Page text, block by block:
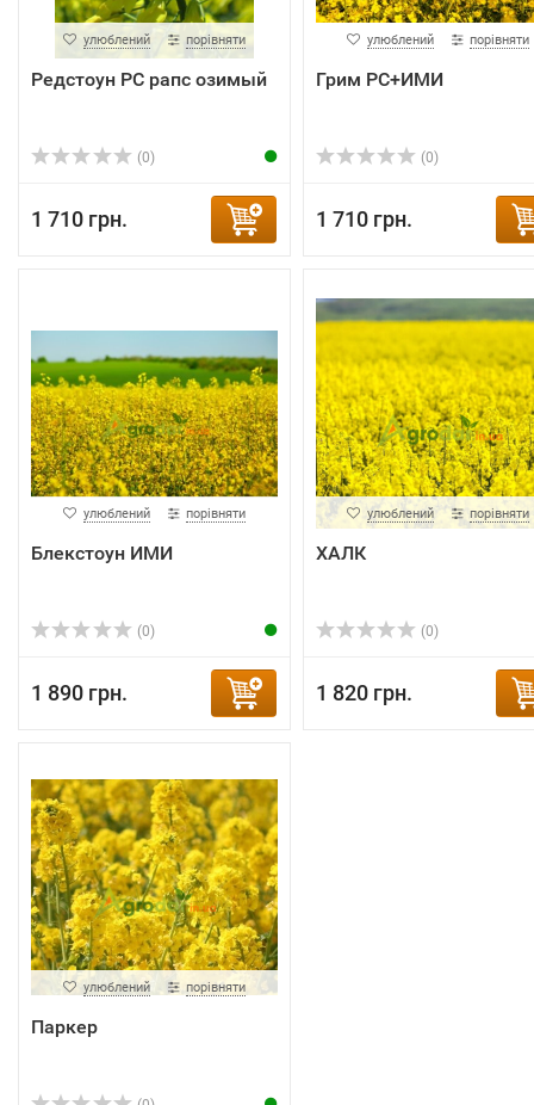
улюблений порівняти
Редстоун РС рапс озимый
(0)
1 710 грн.
улюблений порівняти
Грим РС+ИМИ
(0)
1 710 грн.
улюблений порівняти
Блекстоун ИМИ
(0)
1 890 грн.
улюблений порівняти
ХАЛК
(0)
1 820 грн.
улюблений порівняти
Паркер